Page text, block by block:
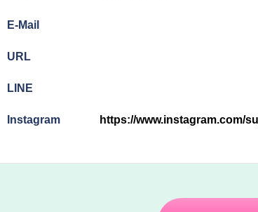
E-Mail
URL
LINE
Instagram https://www.instagram.com/